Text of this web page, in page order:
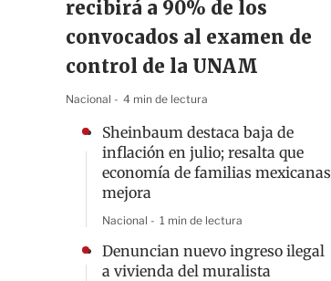
recibirá a 90% de los
convocados al examen de
control de la UNAM
Nacional 4 min de lectura
Sheinbaum destaca baja de
inflación en julio; resalta que
economía de familias mexicanas
mejora
Nacional 1 min de lectura
Denuncian nuevo ingreso ilegal
a vivienda del muralista